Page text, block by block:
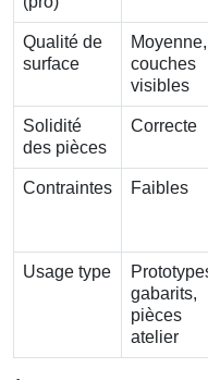
Qualité de
surface
Moyenne,
couches
visibles
Solidité
des pièces
Correcte
Contraintes Faibles
Usage type
gabarits,
pièces
atelier